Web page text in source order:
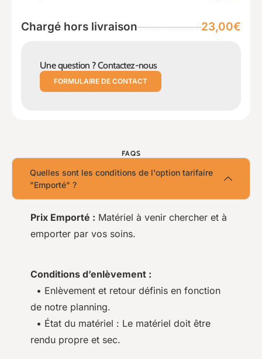
Chargé hors livraison 23,00€
Une question ? Contactez-nous
FORMULAIRE DE CONTACT
FAQS
Quelles sont les conditions de l'option tarifaire
"Emporté" ?
Prix Emporté : Matériel à venir chercher et à
emporter par vos soins.
Conditions d’enlèvement :
• Enlèvement et retour définis en fonction
de notre planning.
• État du matériel : Le matériel doit être
rendu propre et sec.